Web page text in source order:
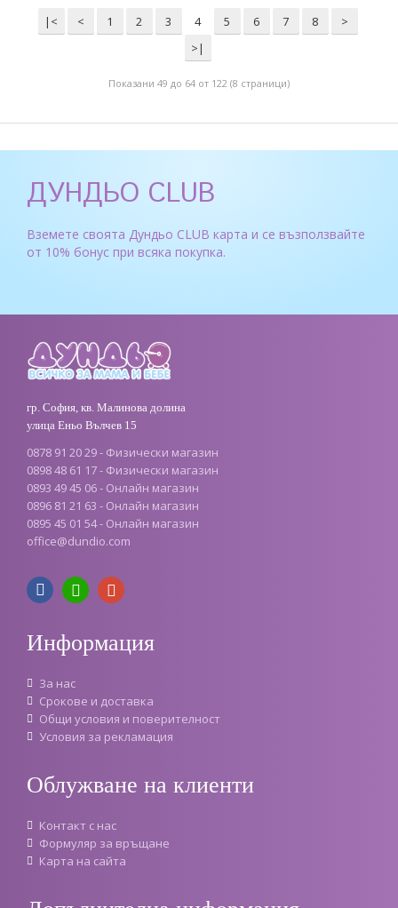
|< < 1 2 3 4 5 6 7 8
>
>|
Показани 49 до 64 от 122 (8 страници)
ДУНДЬО CLUB
Вземете своята Дундьо CLUB карта и се възползвайте
от 10% бонус при всяка покупка.
гр. София, кв. Малинова долина
улица Еньо Вълчев 15
0878 91 20 29 - Физически магазин
0898 48 61 17 - Физически магазин
0893 49 45 06 - Онлайн магазин
0896 81 21 63 - Онлайн магазин
0895 45 01 54 - Онлайн магазин
office@dundio.com
Информация
За нас
Срокове и доставка
Oбщи условия и поверителност
Условия за рекламация
Облужване на клиенти
Контакт с нас
Формуляр за връщане
Карта на сайта